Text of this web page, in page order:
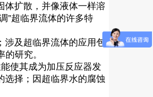
体扩散，并像液体一样溶
”超临界流体的许多特
及超临界流体的应用包
研究。
使其成为加压反应器发
选择；因超临界水的腐蚀